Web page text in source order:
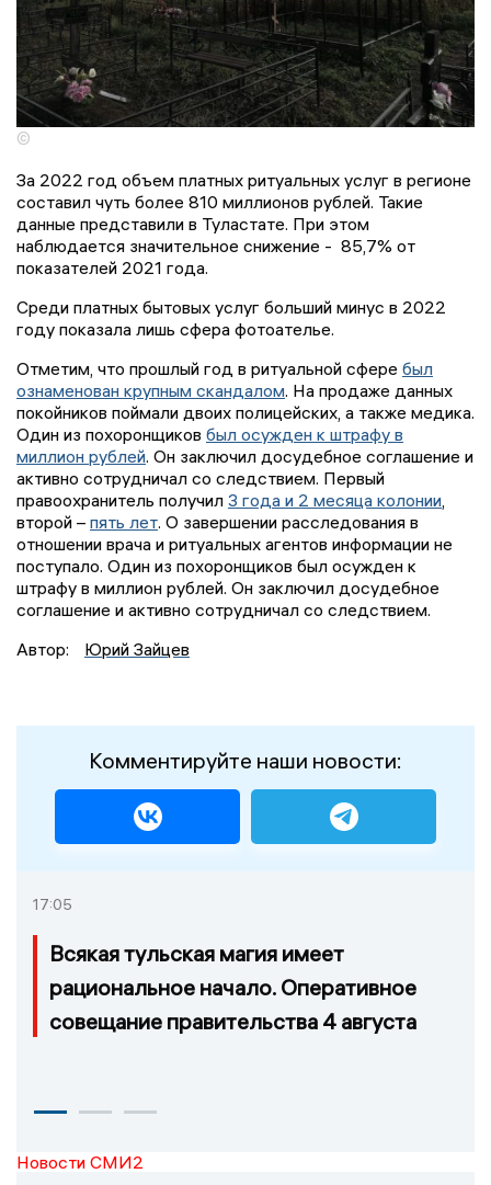
©
За 2022 год объем платных ритуальных услуг в регионе
составил чуть более 810 миллионов рублей. Такие
данные представили в Туластате. При этом
наблюдается значительное снижение - 85,7% от
показателей 2021 года.
Среди платных бытовых услуг больший минус в 2022
году показала лишь сфера фотоателье.
Отметим, что прошлый год в ритуальной сфере был
ознаменован крупным скандалом. На продаже данных
покойников поймали двоих полицейских, а также медика.
Один из похоронщиков был осужден к штрафу в
миллион рублей. Он заключил досудебное соглашение и
активно сотрудничал со следствием. Первый
правоохранитель получил 3 года и 2 месяца колонии,
второй – пять лет. О завершении расследования в
отношении врача и ритуальных агентов информации не
поступало. Один из похоронщиков был осужден к
штрафу в миллион рублей. Он заключил досудебное
соглашение и активно сотрудничал со следствием.
Автор:
Юрий Зайцев
Комментируйте наши новости:
17:05
Всякая тульская магия имеет
рациональное начало. Оперативное
совещание правительства 4 августа
Новости СМИ2